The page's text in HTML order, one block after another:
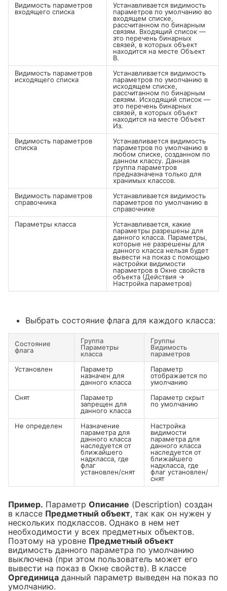
Видимость параметров
входящего списка
Устанавливается видимость
параметров по умолчанию во
входящем списке,
рассчитанном по бинарным
связям. Входящий список —
это перечень бинарных
связей, в которых объект
находится на месте Объект
В.
Видимость параметров
исходящего списка
Устанавливается видимость
параметров по умолчанию в
исходящем списке,
рассчитанном по бинарным
связям. Исходящий список —
это перечень бинарных
связей, в которых объект
находится на месте Объект
Из.
Видимость параметров
списка
Устанавливается видимость
параметров по умолчанию в
любом списке, созданном по
данном классу. Данная
группа параметров
предназначена только для
хранимых классов.
Видимость параметров
справочника
Устанавливается видимость
параметров по умолчанию в
справочнике
Параметры класса
Устанавливается, какие
параметры разрешены для
данного класса. Параметры,
которые не разрешены для
данного класса нельзя будет
вывести на показ с помощью
настройки видимости
параметров в Окне свойств
объекта (Действия →
Настройка параметров)
Выбрать состояние флага для каждого класса:
Состояние
флага
Группа
Параметры
класса
Группы
Видимость
параметров
Установлен
Параметр
назначен для
данного класса
Параметр
отображается по
умолчанию
Снят
Параметр
запрещен для
данного класса
Параметр скрыт
по умолчанию
Не определен
Назначение
параметра для
данного класса
наследуется от
ближайшего
надкласса, где
флаг
установлен/снят
Настройка
видимости
параметра для
данного класса
наследуется от
ближайшего
надкласса, где
флаг установлен/
снят
Пример. Параметр Описание (Description) создан
в классе Предметный объект, так как он нужен у
нескольких подклассов. Однако в нем нет
необходимости у всех предметных объектов.
Поэтому на уровне Предметный объект
видимость данного параметра по умолчанию
выключена (при этом пользователь может его
вывести на показ в Окне свойств). В классе
Оргединица данный параметр выведен на показ по
умолчанию.